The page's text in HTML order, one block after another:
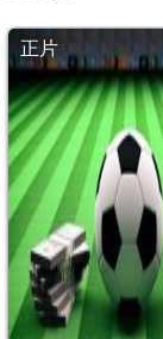
正片